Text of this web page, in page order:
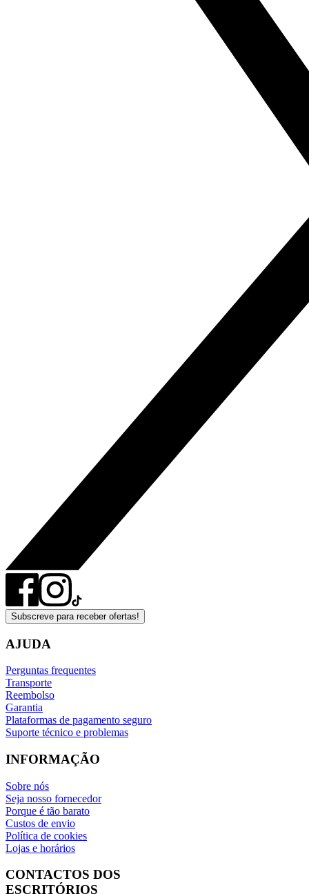
Subscreve para receber ofertas!
AJUDA
Perguntas frequentes
Transporte
Reembolso
Garantia
Plataformas de pagamento seguro
Suporte técnico e problemas
INFORMAÇÃO
Sobre nós
Seja nosso fornecedor
Porque é tão barato
Custos de envio
Política de cookies
Lojas e horários
CONTACTOS DOS
ESCRITÓRIOS